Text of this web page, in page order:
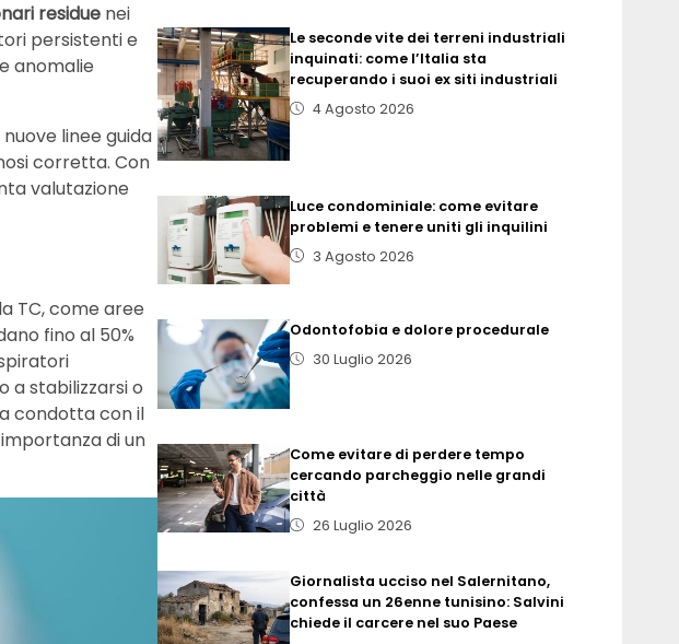
residue nei
persistenti e
anomalie
linee guida
corretta. Con
valutazione
TC, come aree
fino al 50%
a stabilizzarsi o
condotta con il
di un
Le seconde vite dei terreni industriali
inquinati: come l’Italia sta
recuperando i suoi ex siti industriali
4 Agosto 2026
Luce condominiale: come evitare
problemi e tenere uniti gli inquilini
3 Agosto 2026
Odontofobia e dolore procedurale
30 Luglio 2026
Come evitare di perdere tempo
cercando parcheggio nelle grandi
città
26 Luglio 2026
Giornalista ucciso nel Salernitano,
confessa un 26enne tunisino: Salvini
chiede il carcere nel suo Paese